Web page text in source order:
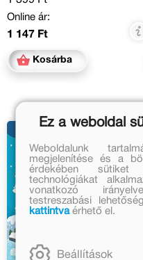
Online ár:
1 147 Ft
Kosárba
Ez a weboldal
Weboldalunk
megjelenítése és a
érdekében
technológiákat
vonatkozó
testreszabási
kattintvaérhető el.
Beállítások